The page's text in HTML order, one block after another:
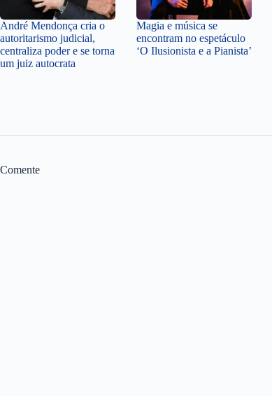
André Mendonça cria o
autoritarismo judicial,
centraliza poder e se torna
um juiz autocrata
Magia e música se
encontram no espetáculo
‘O Ilusionista e a Pianista’
Comente